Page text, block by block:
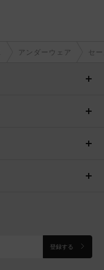
アンダーウェア セ
登録する